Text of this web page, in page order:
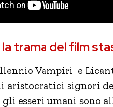
trama del film
Vampiri e
aristocratici signori
gli esseri umani sono